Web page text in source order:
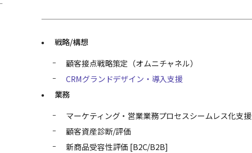
戦略/構想
顧客接点戦略策定（オムニチャネル）
CRMグランドデザイン・導入支援
業務
マーケティング・営業業務プロセスシームレス化支援
顧客資産診断/評価
新商品受容性評価 [B2C/B2B]